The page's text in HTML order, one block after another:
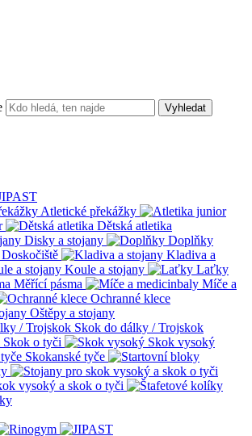
Vyhledat
Atletické překážky
Dětská atletika
Disky a stojany
Doplňky
Doskočiště
Kladiva a
Koule a stojany
Laťky
Měřící pásma
Míče a
Ochranné klece
Oštěpy a stojany
Skok do dálky / Trojskok
Skok o tyči
Skok vysoký
Skokanské tyče
vysoký a skok o tyči